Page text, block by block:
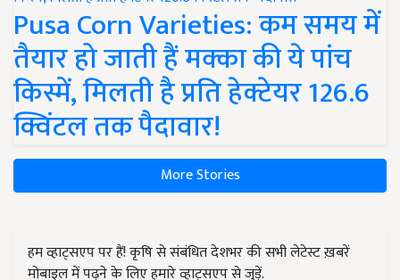
Pusa Corn Varieties: कम समय में
तैयार हो जाती हैं मक्का की ये पांच
किस्में, मिलती है प्रति हेक्टेयर 126.6
क्विंटल तक पैदावार!
More Stories
हम व्हाट्सएप पर हैं! कृषि से संबंधित देशभर की सभी लेटेस्ट ख़बरें
मोबाइल में पढ़ने के लिए हमारे व्हाट्सएप से जुड़ें.